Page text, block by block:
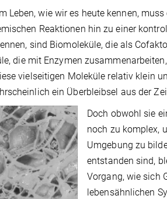
Leben, wie wir es heute kennen,
Reaktionen hin zu einer
sind Biomoleküle, die als
die mit Enzymen
vielseitigen Moleküle relativ klein
ein Überbleibsel aus der
Doch obwohl sie
noch zu komplex,
Umgebung zu
entstanden sind,
Vorgang, wie sich
lebensähnlichen